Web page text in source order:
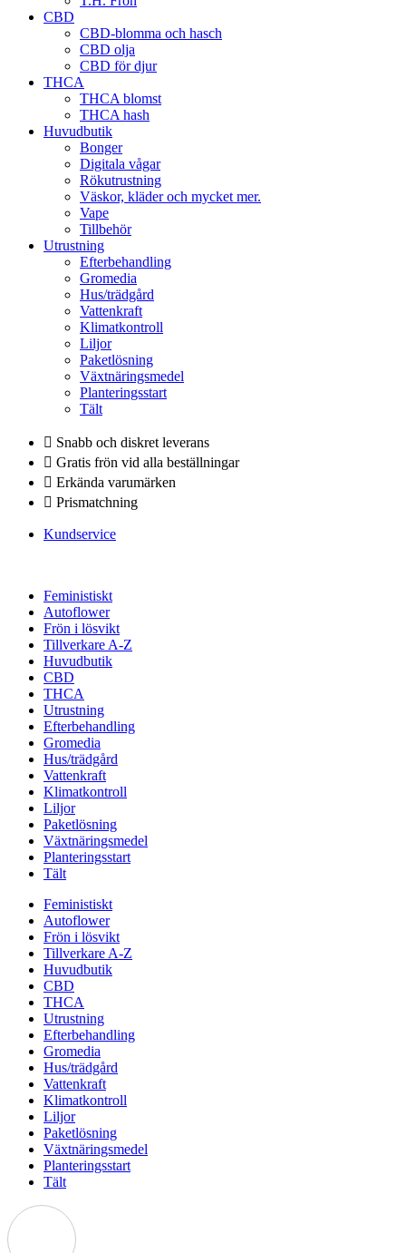
CBD
CBD-blomma och hasch
CBD olja
CBD för djur
THCA
THCA blomst
THCA hash
Huvudbutik
Bonger
Digitala vågar
Rökutrustning
Väskor, kläder och mycket mer.
Vape
Tillbehör
Utrustning
Efterbehandling
Gromedia
Hus/trädgård
Vattenkraft
Klimatkontroll
Liljor
Paketlösning
Växtnäringsmedel
Planteringsstart
Tält
Snabb och diskret leverans
Gratis frön vid alla beställningar
Erkända varumärken
Prismatchning
Kundservice
Feministiskt
Autoflower
Frön i lösvikt
Tillverkare A-Z
Huvudbutik
CBD
THCA
Utrustning
Efterbehandling
Gromedia
Hus/trädgård
Vattenkraft
Klimatkontroll
Liljor
Paketlösning
Växtnäringsmedel
Planteringsstart
Tält
Feministiskt
Autoflower
Frön i lösvikt
Tillverkare A-Z
Huvudbutik
CBD
THCA
Utrustning
Efterbehandling
Gromedia
Hus/trädgård
Vattenkraft
Klimatkontroll
Liljor
Paketlösning
Växtnäringsmedel
Planteringsstart
Tält